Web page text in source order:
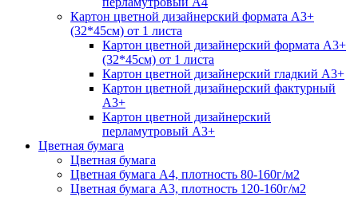
Картон цветной дизайнерский формата А3+
(32*45см) от 1 листа
Картон цветной дизайнерский формата А3+
(32*45см) от 1 листа
Картон цветной дизайнерский гладкий А3+
Картон цветной дизайнерский фактурный
А3+
Картон цветной дизайнерский
перламутровый А3+
Цветная бумага
Цветная бумага
Цветная бумага А4, плотность 80-160г/м2
Цветная бумага А3, плотность 120-160г/м2